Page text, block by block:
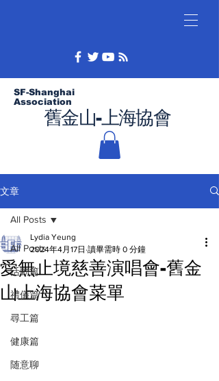
舊金山-上海協會
SF-Shanghai
Association
文章
All Posts
活動篇
禮儀篇
尋工篇
健康篇
随意聊
All Posts
愛無止境慈善演唱會-舊金
山上海協會菜單
Lydia Yeung
2024年4月17日 讀畢需時 0 分鐘